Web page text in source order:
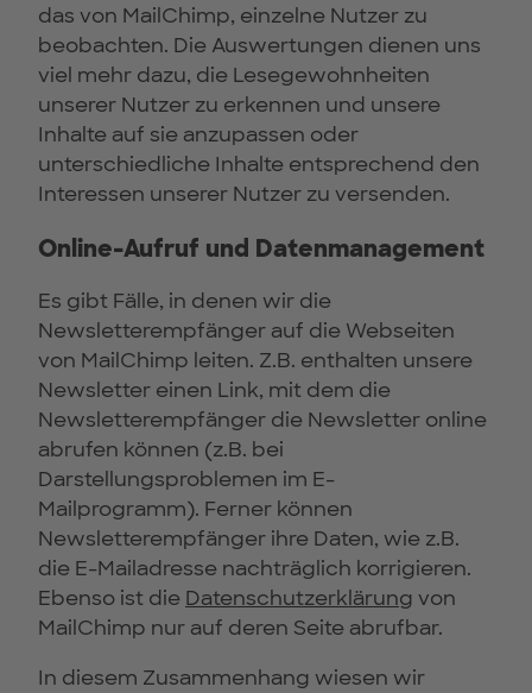
das von MailChimp, einzelne Nutzer zu
beobachten. Die Auswertungen dienen uns
viel mehr dazu, die Lesegewohnheiten
unserer Nutzer zu erkennen und unsere
Inhalte auf sie anzupassen oder
unterschiedliche Inhalte entsprechend den
Interessen unserer Nutzer zu versenden.
Online-Aufruf und Datenmanagement
Es gibt Fälle, in denen wir die
Newsletterempfänger auf die Webseiten
von MailChimp leiten. Z.B. enthalten unsere
Newsletter einen Link, mit dem die
Newsletterempfänger die Newsletter online
abrufen können (z.B. bei
Darstellungsproblemen im E-
Mailprogramm). Ferner können
Newsletterempfänger ihre Daten, wie z.B.
die E-Mailadresse nachträglich korrigieren.
Ebenso ist die Datenschutzerklärung von
MailChimp nur auf deren Seite abrufbar.
In diesem Zusammenhang wiesen wir